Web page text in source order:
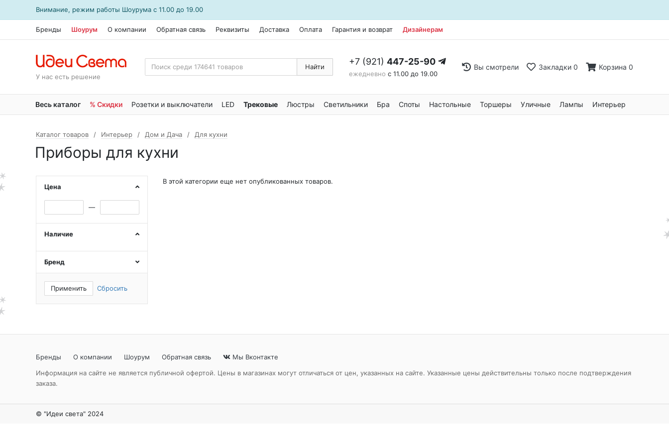
Внимание, режим работы Шоурума с 11.00 до 19.00
Бренды Шоурум О компании Обратная связь Реквизиты Доставка Оплата Гарантия и возврат Дизайнерам
У нас есть решение
Найти +7 (921) 447-25-90
ежедневно с 11.00 до 19.00
Вы смотрели Закладки 0 Корзина 0
Весь каталог % Скидки Розетки и выключатели LED Трековые Люстры Светильники Бра Споты Настольные Торшеры Уличные Лампы Интерьер
Каталог товаров Интерьер Дом и Дача Для кухни
Приборы для кухни
Цена
—
Наличие
Бренд
Применить Сбросить
В этой категории еще нет опубликованных товаров.
Бренды О компании Шоурум Обратная связь
Мы Вконтакте
Информация на сайте не является публичной офертой. Цены в магазинах могут отличаться от цен, указанных на сайте. Указанные цены действительны только после подтверждения
заказа.
© "Идеи света" 2024